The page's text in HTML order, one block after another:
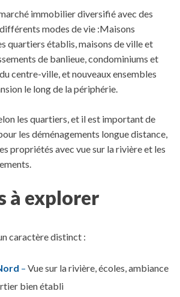
immobilier diversifié avec des
modes de vie :Maisons
quartiers établis, maisons de ville et
de banlieue, condominiums et
centre-ville, et nouveaux ensembles
le long de la périphérie.
les quartiers, et il est important de
les déménagements longue distance,
propriétés avec vue sur la rivière et les
à explorer
caractère distinct :
– Vue sur la rivière, écoles, ambiance
bien établi